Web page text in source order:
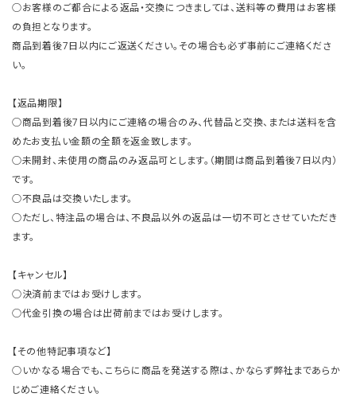
○お客様のご都合による返品・交換につきましては、送料等の費用はお客様
の負担となります。
商品到着後7日以内にご返送ください。その場合も必ず事前にご連絡くださ
い。
【返品期限】
○商品到着後7日以内にご連絡の場合のみ、代替品と交換、または送料を含
めたお支払い金額の全額を返金致します。
○未開封、未使用の商品のみ返品可とします。（期間は商品到着後7日以内）
です。
○不良品は交換いたします。
○ただし、特注品の場合は、不良品以外の返品は一切不可とさせていただき
ます。
【キャンセル】
○決済前まではお受けします。
○代金引換の場合は出荷前まではお受けします。
【その他特記事項など】
○いかなる場合でも、こちらに商品を発送する際は、かならず弊社まであらか
じめご連絡ください。